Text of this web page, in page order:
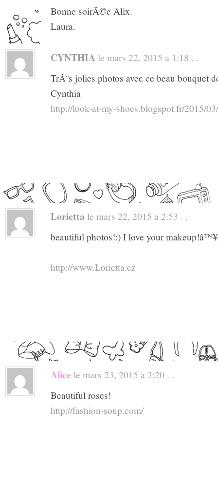
Bonne soirÃ©e Alix.
Laura.
CYNTHIA le mars 22, 2015 a 1:18 . .
TrÃ¨s jolies photos avec ce beau bouquet
Cynthia
http://look-at-my-shoes.blogspot.fr/2015/
Lorietta le mars 22, 2015 a 2:53 . .
beautiful photos!:) I love your makeup!â™¥
http://www.Lorietta.cz
Alice le mars 23, 2015 a 3:20 . .
Beautiful roses!
http://fashion-soup.com/